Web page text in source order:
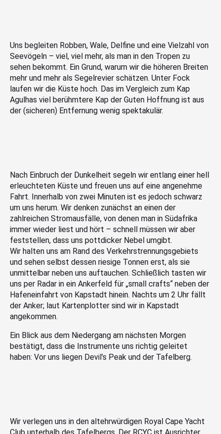
Uns begleiten Robben, Wale, Delfine und eine Vielzahl von
Seevögeln – viel, viel mehr, als man in den Tropen zu
sehen bekommt. Ein Grund, warum wir die höheren Breiten
mehr und mehr als Segelrevier schätzen. Unter Fock
laufen wir die Küste hoch. Das im Vergleich zum Kap
Agulhas viel berühmtere Kap der Guten Hoffnung ist aus
der (sicheren) Entfernung wenig spektakulär.
Nach Einbruch der Dunkelheit segeln wir entlang einer hell
erleuchteten Küste und freuen uns auf eine angenehme
Fahrt. Innerhalb von zwei Minuten ist es jedoch schwarz
um uns herum. Wir denken zunächst an einen der
zahlreichen Stromausfälle, von denen man in Südafrika
immer wieder liest und hört – schnell müssen wir aber
feststellen, dass uns pottdicker Nebel umgibt.
Wir halten uns am Rand des Verkehrstrennungsgebiets
und sehen selbst dessen riesige Tonnen erst, als sie
unmittelbar neben uns auftauchen. Schließlich tasten wir
uns per Radar in ein Ankerfeld für „small crafts“ neben der
Hafeneinfahrt von Kapstadt hinein. Nachts um 2 Uhr fällt
der Anker; laut Kartenplotter sind wir in Kapstadt
angekommen.
Ein Blick aus dem Niedergang am nächsten Morgen
bestätigt, dass die Instrumente uns richtig geleitet
haben: Vor uns liegen Devil’s Peak und der Tafelberg.
Wir verlegen uns in den altehrwürdigen Royal Cape Yacht
Club unterhalb des Tafelbergs. Der RCYC ist Ausrichter